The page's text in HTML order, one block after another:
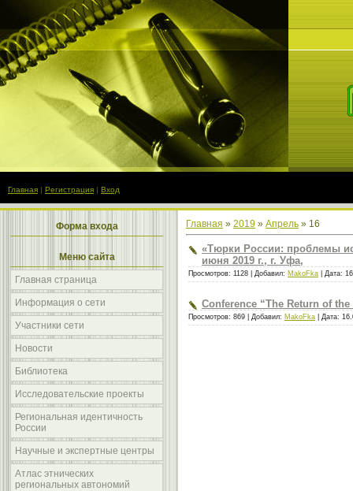
Главная | Регистрация | Вход
Форма входа
Меню сайта
Главная страница
Информация о сети
Участники сети
Новости
Библиотека
Исследовательские проекты
Региональная идентичность
России
Научные и экспертные центры
Атлас этнических
региональных автономий
Главная » 2019 » Апрель » 16
«Тюрки России: проблемы
июня 2019 г., г. Уфа,
Просмотров: 1128 | Добавил: MakoFka | Дата:
Сonference “The Return of
Просмотров: 869 | Добавил: MakoFka | Дата: